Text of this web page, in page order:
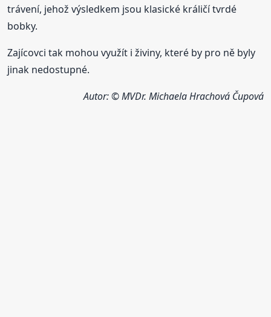
trávení, jehož výsledkem jsou klasické králičí tvrdé
bobky.
Zajícovci tak mohou využít i živiny, které by pro ně byly
jinak nedostupné.
Autor: © MVDr. Michaela Hrachová Čupová